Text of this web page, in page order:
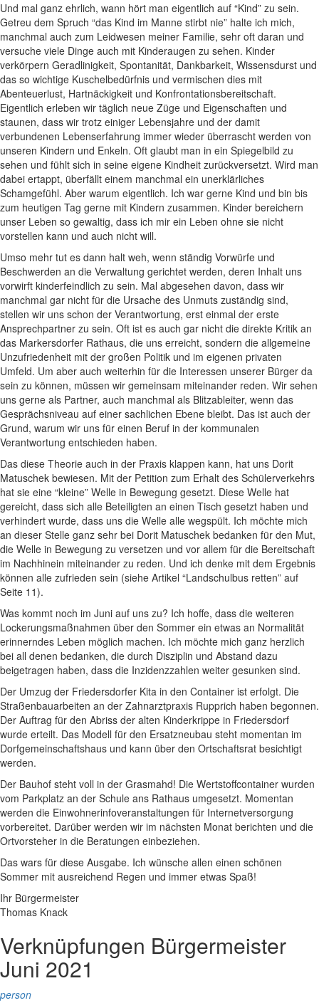
Und mal ganz ehrlich, wann hört man eigentlich auf “Kind” zu sein.
Getreu dem Spruch “das Kind im Manne stirbt nie” halte ich mich,
manchmal auch zum Leidwesen meiner Familie, sehr oft daran und
versuche viele Dinge auch mit Kinderaugen zu sehen. Kinder
verkörpern Geradlinigkeit, Spontanität, Dankbarkeit, Wissensdurst und
das so wichtige Kuschelbedürfnis und vermischen dies mit
Abenteuerlust, Hartnäckigkeit und Konfrontationsbereitschaft.
Eigentlich erleben wir täglich neue Züge und Eigenschaften und
staunen, dass wir trotz einiger Lebensjahre und der damit
verbundenen Lebenserfahrung immer wieder überrascht werden von
unseren Kindern und Enkeln. Oft glaubt man in ein Spiegelbild zu
sehen und fühlt sich in seine eigene Kindheit zurückversetzt. Wird man
dabei ertappt, überfällt einem manchmal ein unerklärliches
Schamgefühl. Aber warum eigentlich. Ich war gerne Kind und bin bis
zum heutigen Tag gerne mit Kindern zusammen. Kinder bereichern
unser Leben so gewaltig, dass ich mir ein Leben ohne sie nicht
vorstellen kann und auch nicht will.
Umso mehr tut es dann halt weh, wenn ständig Vorwürfe und
Beschwerden an die Verwaltung gerichtet werden, deren Inhalt uns
vorwirft kinderfeindlich zu sein. Mal abgesehen davon, dass wir
manchmal gar nicht für die Ursache des Unmuts zuständig sind,
stellen wir uns schon der Verantwortung, erst einmal der erste
Ansprechpartner zu sein. Oft ist es auch gar nicht die direkte Kritik an
das Markersdorfer Rathaus, die uns erreicht, sondern die allgemeine
Unzufriedenheit mit der großen Politik und im eigenen privaten
Umfeld. Um aber auch weiterhin für die Interessen unserer Bürger da
sein zu können, müssen wir gemeinsam miteinander reden. Wir sehen
uns gerne als Partner, auch manchmal als Blitzableiter, wenn das
Gesprächsniveau auf einer sachlichen Ebene bleibt. Das ist auch der
Grund, warum wir uns für einen Beruf in der kommunalen
Verantwortung entschieden haben.
Das diese Theorie auch in der Praxis klappen kann, hat uns Dorit
Matuschek bewiesen. Mit der Petition zum Erhalt des Schülerverkehrs
hat sie eine “kleine” Welle in Bewegung gesetzt. Diese Welle hat
gereicht, dass sich alle Beteiligten an einen Tisch gesetzt haben und
verhindert wurde, dass uns die Welle alle wegspült. Ich möchte mich
an dieser Stelle ganz sehr bei Dorit Matuschek bedanken für den Mut,
die Welle in Bewegung zu versetzen und vor allem für die Bereitschaft
im Nachhinein miteinander zu reden. Und ich denke mit dem Ergebnis
können alle zufrieden sein (siehe Artikel “Landschulbus retten” auf
Seite 11).
Was kommt noch im Juni auf uns zu? Ich hoffe, dass die weiteren
Lockerungsmaßnahmen über den Sommer ein etwas an Normalität
erinnerndes Leben möglich machen. Ich möchte mich ganz herzlich
bei all denen bedanken, die durch Disziplin und Abstand dazu
beigetragen haben, dass die Inzidenzzahlen weiter gesunken sind.
Der Umzug der Friedersdorfer Kita in den Container ist erfolgt. Die
Straßenbauarbeiten an der Zahnarztpraxis Rupprich haben begonnen.
Der Auftrag für den Abriss der alten Kinderkrippe in Friedersdorf
wurde erteilt. Das Modell für den Ersatzneubau steht momentan im
Dorfgemeinschaftshaus und kann über den Ortschaftsrat besichtigt
werden.
Der Bauhof steht voll in der Grasmahd! Die Wertstoffcontainer wurden
vom Parkplatz an der Schule ans Rathaus umgesetzt. Momentan
werden die Einwohnerinfoveranstaltungen für Internetversorgung
vorbereitet. Darüber werden wir im nächsten Monat berichten und die
Ortvorsteher in die Beratungen einbeziehen.
Das wars für diese Ausgabe. Ich wünsche allen einen schönen
Sommer mit ausreichend Regen und immer etwas Spaß!
Ihr Bürgermeister
Thomas Knack
Verknüpfungen Bürgermeister
Juni 2021
person